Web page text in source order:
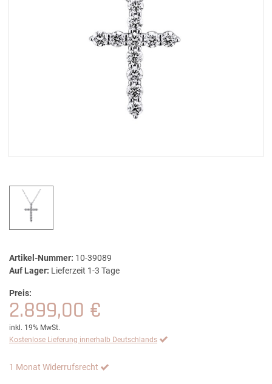
Artikel-Nummer: 10-39089
Auf Lager: Lieferzeit 1-3 Tage
Preis:
2.899,00 €
inkl. 19% MwSt.
Kostenlose Lieferung innerhalb Deutschlands
1 Monat Widerrufsrecht